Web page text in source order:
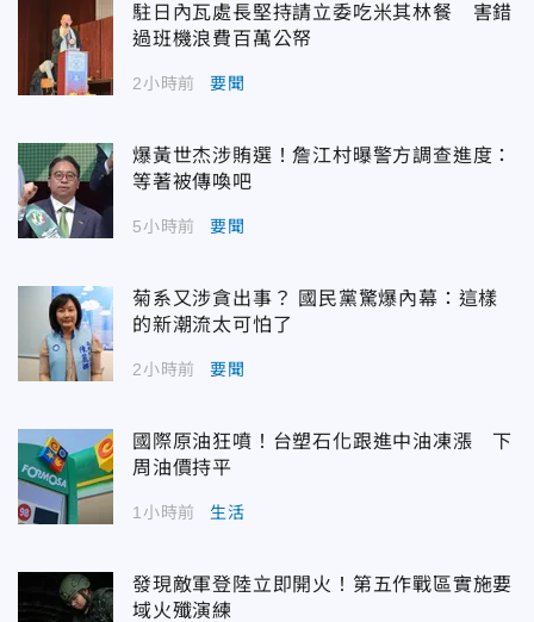
駐日內瓦處長堅持請立委吃米其林餐 害錯
過班機浪費百萬公帑
2小時前 要聞
爆黃世杰涉賄選！詹江村曝警方調查進度：
等著被傳喚吧
5小時前 要聞
菊系又涉貪出事？ 國民黨驚爆內幕：這樣
的新潮流太可怕了
2小時前 要聞
國際原油狂噴！台塑石化跟進中油凍漲 下
周油價持平
1小時前 生活
發現敵軍登陸立即開火！第五作戰區實施要
域火殲演練